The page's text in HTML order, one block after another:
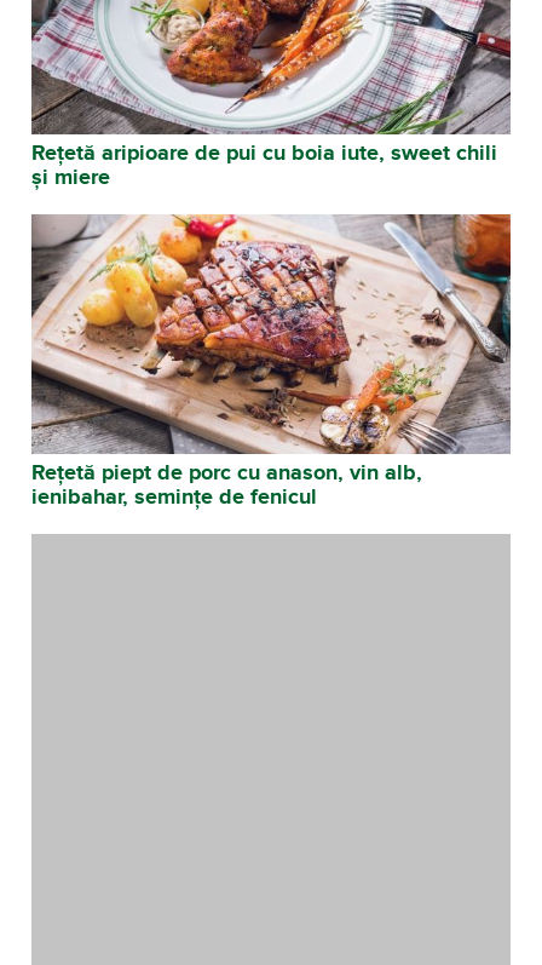
Rețetă aripioare de pui cu boia iute, sweet chili
și miere
Rețetă piept de porc cu anason, vin alb,
ienibahar, semințe de fenicul